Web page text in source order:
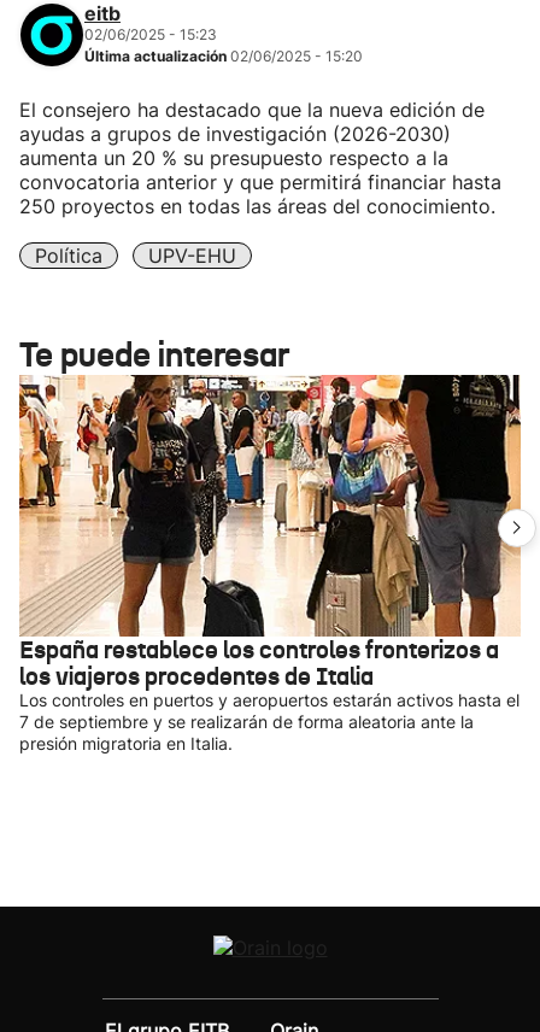
eitb
02/06/2025 - 15:23
Última actualización 02/06/2025 - 15:20
El consejero ha destacado que la nueva edición de
ayudas a grupos de investigación (2026-2030)
aumenta un 20 % su presupuesto respecto a la
convocatoria anterior y que permitirá financiar hasta
250 proyectos en todas las áreas del conocimiento.
Política UPV-EHU
Te puede interesar
España restablece los controles fronterizos a
los viajeros procedentes de Italia
Los controles en puertos y aeropuertos estarán activos hasta el
7 de septiembre y se realizarán de forma aleatoria ante la
presión migratoria en Italia.